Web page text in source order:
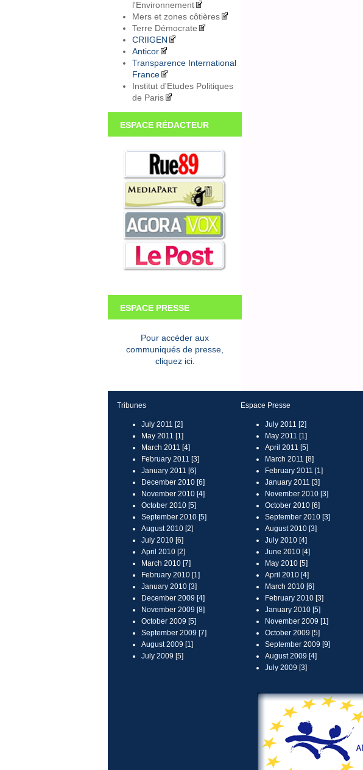
l'Environnement
Mers et zones côtières
Terre Démocrate
CRIIGEN
Anticor
Transparence International
France
Institut d'Etudes Politiques
de Paris
ESPACE RÉDACTEUR
ESPACE PRESSE
Pour accéder aux
communiqués de presse,
cliquez ici.
Tribunes
July 2011 [2]
May 2011 [1]
March 2011 [4]
February 2011 [3]
January 2011 [6]
December 2010 [6]
November 2010 [4]
October 2010 [5]
September 2010 [5]
August 2010 [2]
July 2010 [6]
April 2010 [2]
March 2010 [7]
February 2010 [1]
January 2010 [3]
December 2009 [4]
November 2009 [8]
October 2009 [5]
September 2009 [7]
August 2009 [1]
July 2009 [5]
Espace Presse
July 2011 [2]
May 2011 [1]
April 2011 [5]
March 2011 [8]
February 2011 [1]
January 2011 [3]
November 2010 [3]
October 2010 [6]
September 2010 [3]
August 2010 [3]
July 2010 [4]
June 2010 [4]
May 2010 [5]
April 2010 [4]
March 2010 [6]
February 2010 [3]
January 2010 [5]
November 2009 [1]
October 2009 [5]
September 2009 [9]
August 2009 [4]
July 2009 [3]